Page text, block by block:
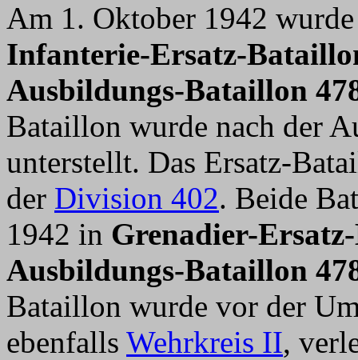
Am 1. Oktober 1942
Infanterie-Ersatz-
Ausbildungs-Bataillon
Bataillon wurde nach der
unterstellt. Das Ersatz-
der Division 402. Beide
1942 in Grenadier-
Ausbildungs-Bataillon
Bataillon wurde vor der
ebenfalls Wehrkreis II,